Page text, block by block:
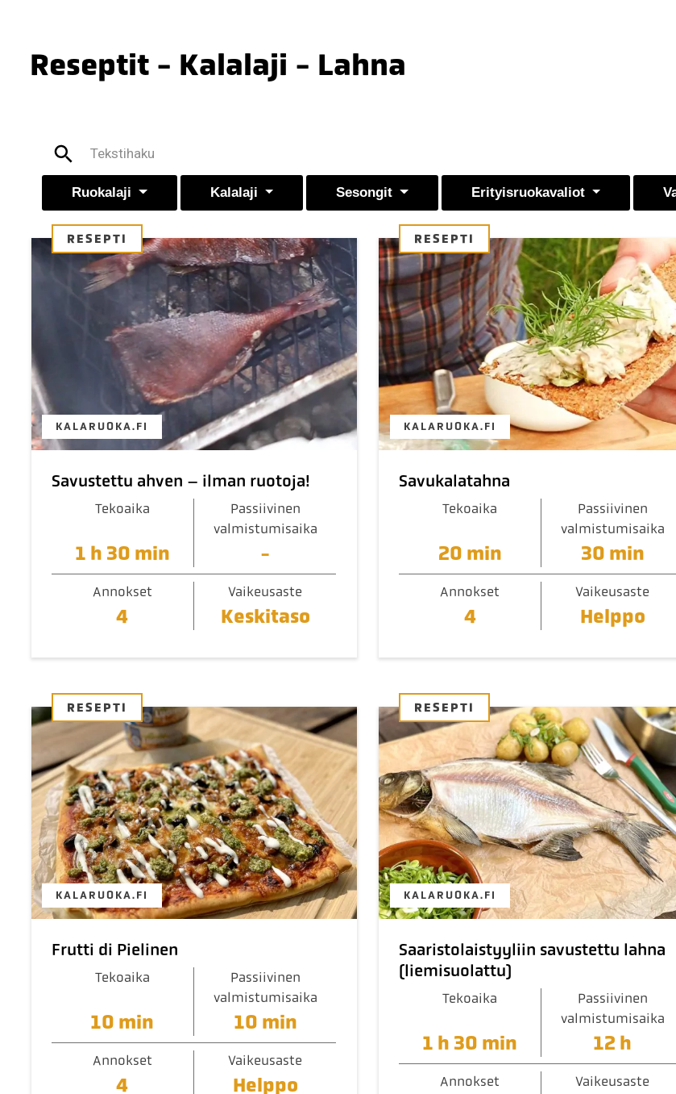
Reseptit - Kalalaji - Lahna
Ruokalaji Kalalaji Sesongit Erityisruokavaliot
RESEPTI
KALARUOKA.FI
Savustettu ahven – ilman ruotoja!
Tekoaika
1 h 30 min
Passiivinen
valmistumisaika
-
Annokset
4
Vaikeusaste
Keskitaso
RESEPTI
KALARUOKA.FI
Savukalatahna
Tekoaika
20 min
Passiivinen
valmistumisaika
30 min
Annokset
4
Vaikeusaste
Helppo
RESEPTI
KALARUOKA.FI
Frutti di Pielinen
Tekoaika
10 min
Passiivinen
valmistumisaika
10 min
Annokset
4
Vaikeusaste
Helppo
RESEPTI
KALARUOKA.FI
Saaristolaistyyliin savustettu lahna
(liemisuolattu)
Tekoaika
1 h 30 min
Passiivinen
valmistumisaika
12 h
Annokset Vaikeusaste